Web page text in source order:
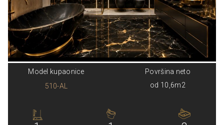
Model kupaonice
510-AL
Površina neto
od 10,6m2